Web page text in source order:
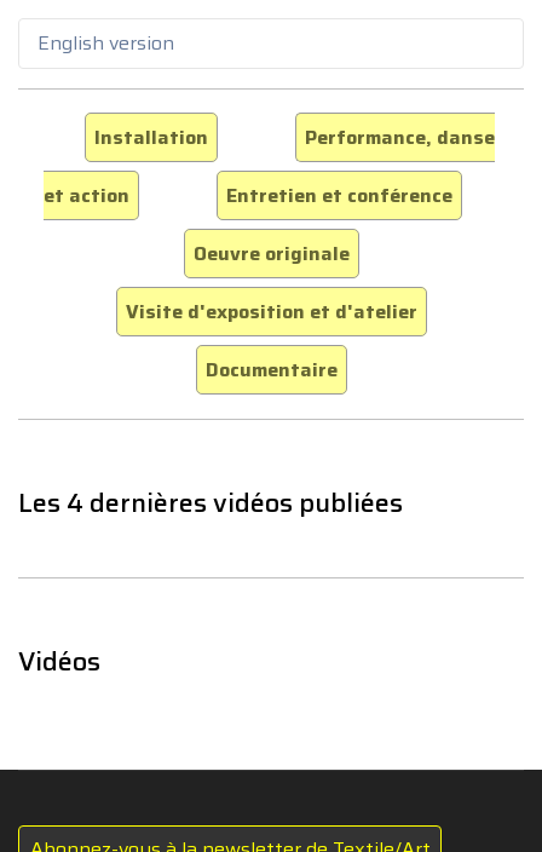
English version
Installation
Performance, danse
et action
Entretien et conférence
Oeuvre originale
Visite d'exposition et d'atelier
Documentaire
Les 4 dernières vidéos publiées
Vidéos